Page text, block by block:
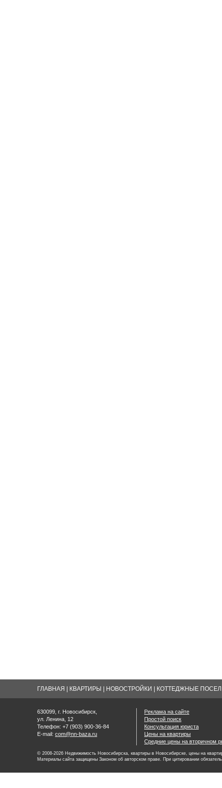
ГЛАВНАЯ КВАРТИРЫ НОВОСТРОЙКИ КОТТЕДЖНЫЕ
630099, г. Новосибирск,
ул. Ленина, 12
Телефон: +7 (903) 900-36-84
E-mail: com@nn-baza.ru
Реклама на сайте
Простой поиск
Консультация юриста
Цены на квартиры
Средние цены на вторичном
© 2008-2026 Недвижимость Новосибирска, квартиры в Новосибирске, цены на
Материалы сайта защищены Законом об авторском праве. При цитировании